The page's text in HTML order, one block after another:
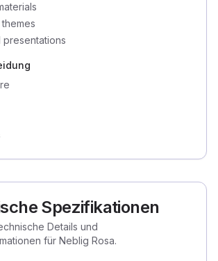
presentations
Spezifikationen
Details und
für Neblig Rosa.